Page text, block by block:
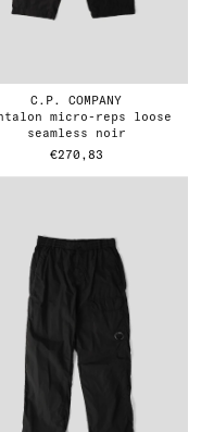
C.P. COMPANY
seamless noir
€270,83